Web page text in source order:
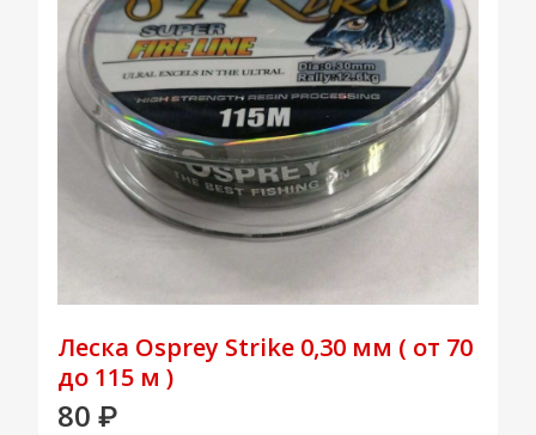
Леска Osprey Strike 0,30 мм ( от 70
до 115 м )
80 ₽